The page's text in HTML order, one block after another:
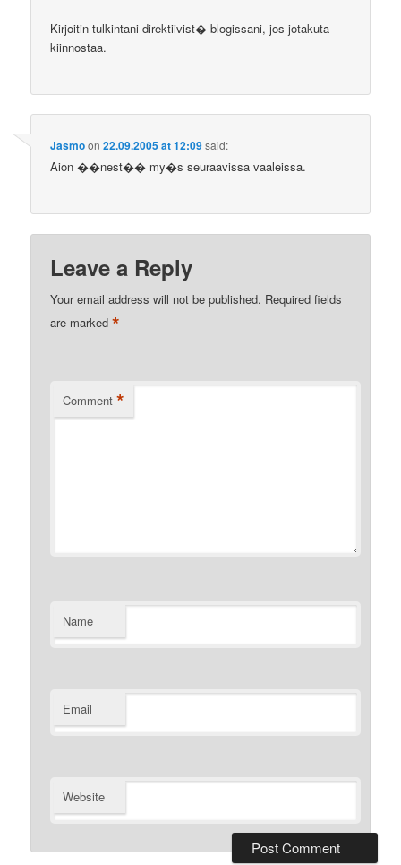
Kirjoitin tulkintani direktiivist� blogissani, jos jotakuta
kiinnostaa.
Jasmoon22.09.2005 at 12:09said:
Aion ��nest�� my�s seuraavissa vaaleissa.
Leave a Reply
Your email address will not be published. Required fields
are marked*
Comment *
Name
Email
Website